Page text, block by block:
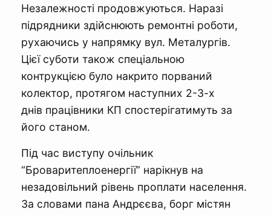
Незалежності продовжуються. Наразі
підрядники здійснюють ремонтні роботи,
рухаючись у напрямку вул. Металургів.
Цієї суботи також спеціальною
контрукцією було накрито порваний
колектор, протягом наступних 2-3-х
днів працівники КП спостерігатимуть за
його станом.
Під час виступу очільник
“Броваритеплоенергії” нарікнув на
незадовільний рівень проплати населення.
За словами пана Андрєєва, борг містян